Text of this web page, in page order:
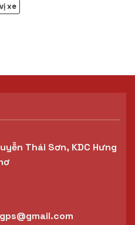
xe
Thái Sơn, KDC Hưng